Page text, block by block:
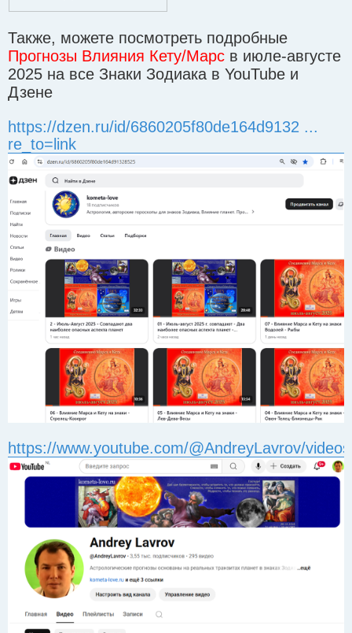
Также, можете посмотреть подробные
Прогнозы Влияния Кету/Марс в июле-августе
2025 на все Знаки Зодиака в YouTube и
Дзене
https://dzen.ru/id/6860205f80de164d9132 ...
re_to=link
https://www.youtube.com/@AndreyLavrov/videos